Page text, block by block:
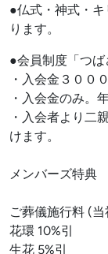
●仏式・神式・
ります。
●会員制度「つば
・入会金３００
・入会金のみ。
・入会者より二
けます。
メンバーズ特典
ご葬儀施行料 (
花環 10%引
生花 5%引